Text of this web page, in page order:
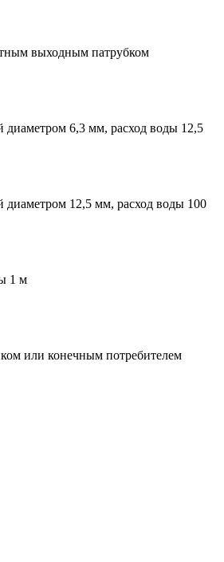
выходным патрубком
диаметром 6,3 мм, расход воды 12,5
диаметром 12,5 мм, расход воды 100
1 м
или конечным потребителем